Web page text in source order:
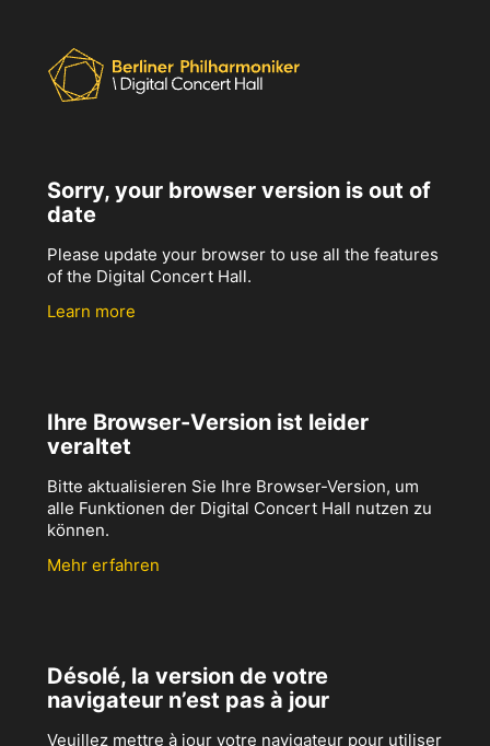
Sorry, your browser version is out of
date
Please update your browser to use all the features
of the Digital Concert Hall.
Learn more
Ihre Browser-Version ist leider
veraltet
Bitte aktualisieren Sie Ihre Browser-Version, um
alle Funktionen der Digital Concert Hall nutzen zu
können.
Mehr erfahren
Désolé, la version de votre
navigateur n’est pas à jour
Veuillez mettre à jour votre navigateur pour utiliser